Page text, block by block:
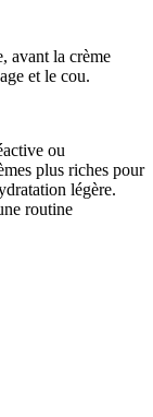
avant la crème
et le cou.
ou
plus riches pour
légère.
routine